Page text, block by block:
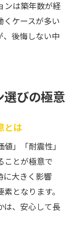
ンは築年数が経
ケースが多い
後悔しない中
びの極意
とは
」「耐震性」
ことが極意で
に大きく影響
となります。
は、安心して長